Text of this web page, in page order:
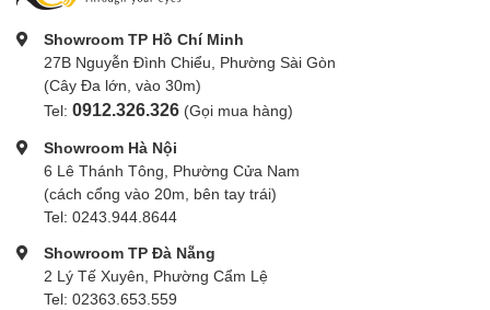
Showroom TP Hồ Chí Minh
27B Nguyễn Đình Chiểu, Phường Sài Gòn
(Cây Đa lớn, vào 30m)
Tel: 0912.326.326 (Gọi mua hàng)
Showroom Hà Nội
6 Lê Thánh Tông, Phường Cửa Nam
(cách cổng vào 20m, bên tay trái)
Tel: 0243.944.8644
Showroom TP Đà Nẵng
2 Lý Tế Xuyên, Phường Cẩm Lệ
Tel: 02363.653.559